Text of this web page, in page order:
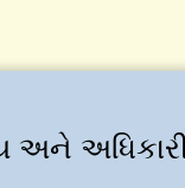
અને